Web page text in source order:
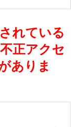
れている
正アクセ
ありま